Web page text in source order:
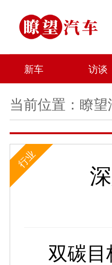
新车 访谈
当前位置： 瞭望
行业
双碳目